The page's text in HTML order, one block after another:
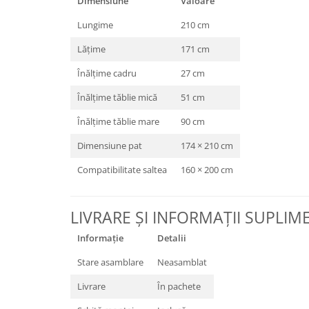
Lungime
210 cm
Lățime
171 cm
Înălțime cadru
27 cm
Înălțime tăblie mică
51 cm
Înălțime tăblie mare
90 cm
Dimensiune pat
174 × 210 cm
Compatibilitate saltea
160 × 200 cm
LIVRARE ȘI INFORMAȚII
Informație
Detalii
Stare asamblare
Neasamblat
Livrare
În pachete